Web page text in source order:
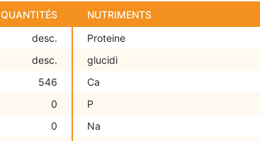
QUANTITÉS
desc.
desc.
546
0
0
NUTRIMENTS
Proteine
glucidi
Ca
P
Na